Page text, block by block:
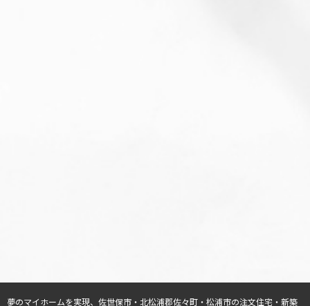
夢のマイホームを実現、 佐世保市・北松浦郡佐々町・松浦市の注文住宅・新築